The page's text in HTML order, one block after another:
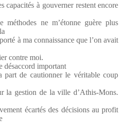
capacités à gouverner restent encore
méthodes ne m’étonne guère plus
à ma connaissance que l’on avait
contre moi.
désaccord important
part de cautionner le véritable coup
la gestion de la ville d’Athis-Mons.
écartés des décisions au profit